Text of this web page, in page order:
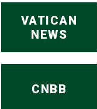
VATICAN
NEWS
CNBB